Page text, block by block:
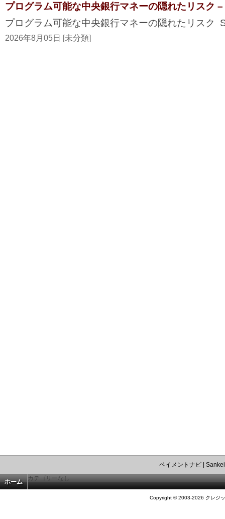
プログラム可能な中央銀行マネーの隠れたリスク
プログラム可能な中央銀行マネーの隠れたリスク
2026年8月05日 [未分類]
ペイメントナビ|
ホーム カテゴリーなし
Copyright © 2003-2026 クレジ